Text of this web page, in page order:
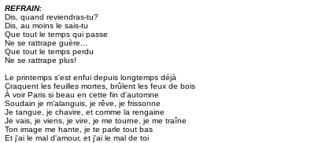
REFRAIN:
Dis, quand reviendras-tu?
Dis, au moins le sais-tu
Que tout le temps qui passe
Ne se rattrape guère...
Que tout le temps perdu
Ne se rattrape plus!
Le printemps s'est enfui depuis longtemps déjà
Craquent les feuilles mortes, brûlent les feux de bois
À voir Paris si beau en cette fin d'automne
Soudain je m'alanguis, je rêve, je frissonne
Je tangue, je chavire, et comme la rengaine
Je vais, je viens, je vire, je me tourne, je me traîne
Ton image me hante, je te parle tout bas
Et j'ai le mal d'amour, et j'ai le mal de toi